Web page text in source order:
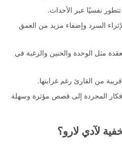
نفسيًا عبر الأحداث.
السرد وإضفاء مزيد من العمق
مثل الوحدة والحنين والرغبة في
من القارئ رغم غرابتها.
المجردة إلى قصص مؤثرة وسهلة
لآدي لارو؟